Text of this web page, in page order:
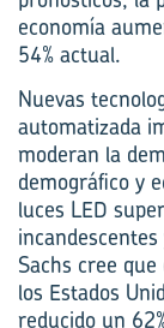
economía
54% actual.
Nuevas
automatizada
moderan la
demográfico y
luces LED
Sachs cree
los Estados
reducido un